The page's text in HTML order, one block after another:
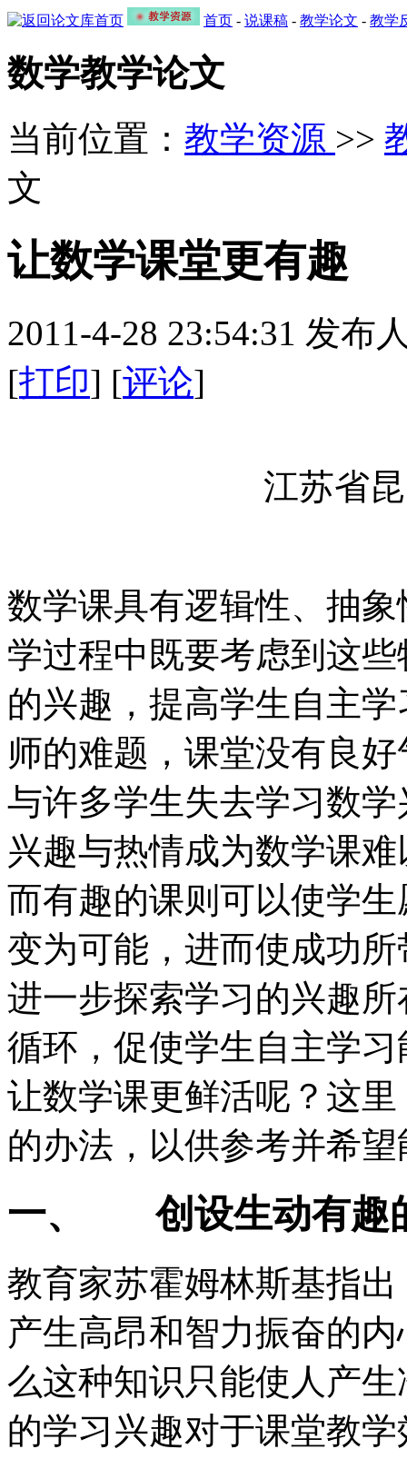
首页 - 说课稿 - 教学论文 - 教学
数学教学论文
当前位置： 教学资源 >>
文
让数学课堂更有趣
2011-4-28 23:54:31 发布
[打印] [评论]
江苏省
数学课具有逻辑性、抽
学过程中既要考虑到这
的兴趣，提高学生自主
师的难题，课堂没有良
与许多学生失去学习数
兴趣与热情成为数学课
而有趣的课则可以使学
变为可能，进而使成功
进一步探索学习的兴趣
循环，促使学生自主学
让数学课更鲜活呢？这
的办法，以供参考并希
一、 创设生动有趣
教育家苏霍姆林斯基指
产生高昂和智力振奋的
么这种知识只能使人产
的学习兴趣对于课堂教